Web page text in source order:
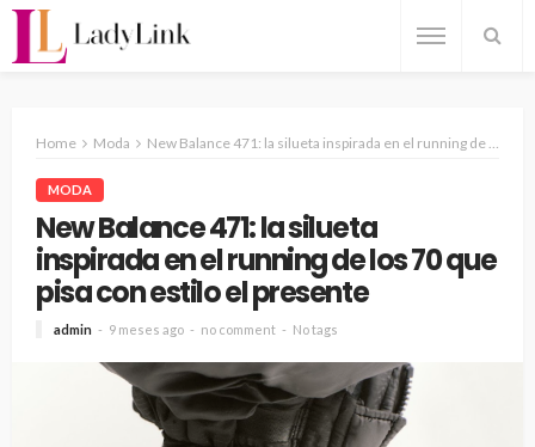
Home Moda New Balance 471: la silueta inspirada en el running de los 70 que pisa con estilo el presente
MODA
New Balance 471: la silueta
inspirada en el running de los 70 que
pisa con estilo el presente
admin 9 meses ago no comment No tags